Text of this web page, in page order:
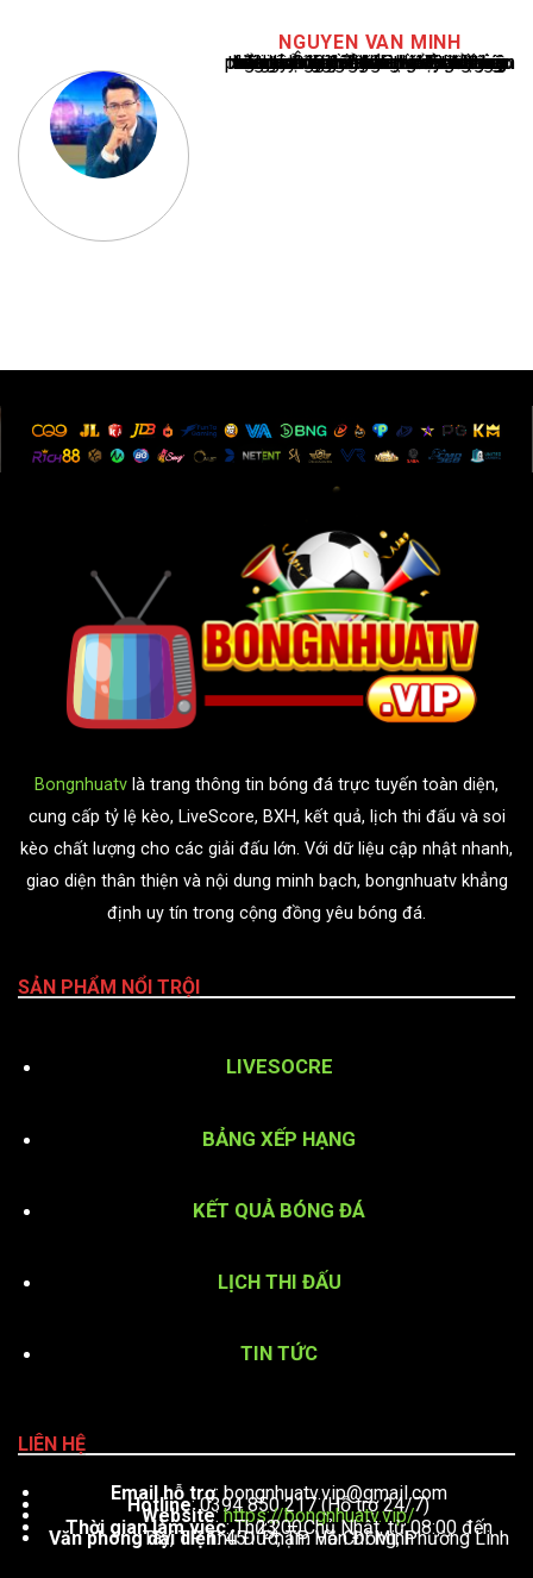
NGUYEN VAN MINH
Nguyễn Văn Minh là một trong những chuyên gia hàng đầu về báo cáo tin tức thể thao tại Việt Nam, với hơn 10 năm hoạt động trong ngành. Ông có kiến thức sâu rộng và kinh nghiệm đáng kể trong việc phân tích và báo cáo về các sự kiện thể thao hàng đầu. Sự hiểu biết sâu sắc của ông về ngành này đã giúp ông xây dựng uy tín và danh tiếng trong cộng đồng báo chí thể thao.
Bongnhuatv là trang thông tin bóng đá trực tuyến toàn diện,
cung cấp tỷ lệ kèo, LiveScore, BXH, kết quả, lịch thi đấu và soi
kèo chất lượng cho các giải đấu lớn. Với dữ liệu cập nhật nhanh,
giao diện thân thiện và nội dung minh bạch, bongnhuatv khẳng
định uy tín trong cộng đồng yêu bóng đá.
SẢN PHẨM NỔI TRỘI
LIVESOCRE
BẢNG XẾP HẠNG
KẾT QUẢ BÓNG ĐÁ
LỊCH THI ĐẤU
TIN TỨC
LIÊN HỆ
Email hỗ trợ:bongnhuatv.vip@gmail.com
Hotline: 0394 850 217 (Hỗ trợ 24/7)
Website:https://bongnhuatv.vip/
Thời gian làm việc : Thứ 2 – Chủ Nhật, từ 08:00 đến 23:00
Văn phòng đại diện: 451 Phạm Văn Đồng, Phường Linh Tây, TP. Thủ Đức, TP. Hồ Chí Minh